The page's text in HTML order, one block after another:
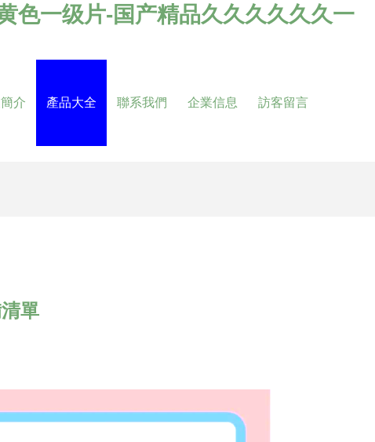
色一级片-国产精品久久久久久久一
介 產品大全 聯系我們 企業信息 訪客留言
單